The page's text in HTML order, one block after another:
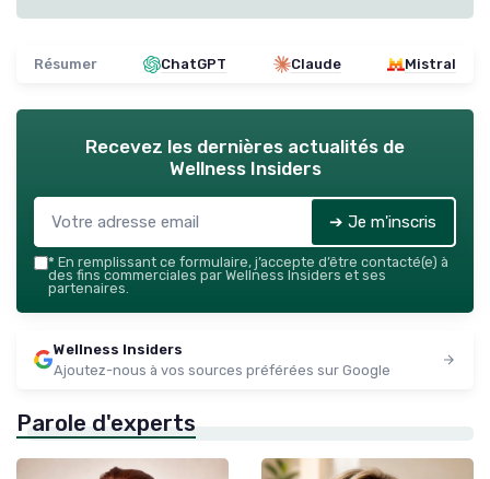
Résumer ChatGPT Claude Mistral
Recevez les dernières actualités de
Wellness Insiders
➔ Je m'inscris
* En remplissant ce formulaire, j’accepte d’être contacté(e) à
des fins commerciales par Wellness Insiders et ses
partenaires.
Wellness Insiders
Ajoutez-nous à vos sources préférées sur Google
Parole d'experts